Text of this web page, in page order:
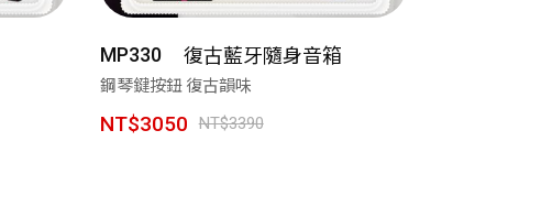
MP330 復古藍牙隨身音箱
鋼琴鍵按鈕 復古韻味
NT$3050 NT$3390